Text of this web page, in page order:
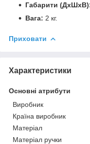
Габарити
Вага: 2 кг.
Приховати
Характеристики
Основні атрибути
Виробник
Країна виробник
Матеріал
Матеріал ручки